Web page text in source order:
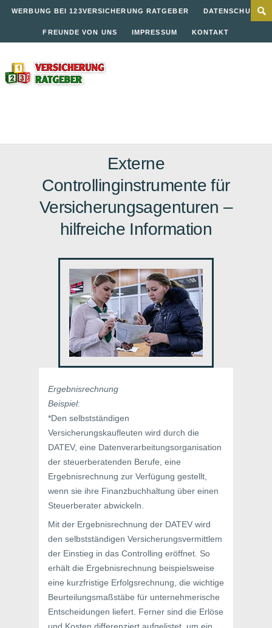
WERBUNG BEI 123VERSICHERUNG RATGEBER DATENSCHUTZ
FREUNDE VON UNS IMPRESSUM KONTAKT
Externe
Controllinginstrumente für
Versicherungsagenturen –
hilfreiche Information
Ergebnisrechnung
Beispiel:
*Den selbstständigen
Versicherungskaufleuten wird durch die
DATEV, eine Datenverarbeitungsorganisation
der steuerberatenden Berufe, eine
Ergebnisrechnung zur Verfügung gestellt,
wenn sie ihre Finanzbuchhaltung über einen
Steuerberater abwickeln.
Mit der Ergebnisrechnung der DATEV wird
den selbstständigen Versicherungsvermittlem
der Einstieg in das Controlling eröffnet. So
erhält die Ergebnisrechnung beispielsweise
eine kurzfristige Erfolgsrechnung, die wichtige
Beurteilungsmaßstäbe für unternehmerische
Entscheidungen liefert. Ferner sind die Erlöse